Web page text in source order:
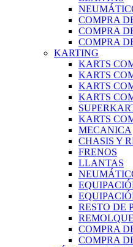
COMPRA
COMPRA
COMPRA
KARTING
KARTS
KARTS
KARTS
KARTS
KARTS
MECANICA
CHASIS Y
FRENOS
LLANTAS
RESTO DE
COMPRA
COMPRA